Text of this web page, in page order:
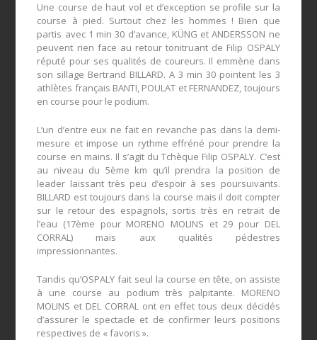
Une course de haut vol et d’exception se profile sur la
course à pied. Surtout chez les hommes ! Bien que
partis avec 1 min 30 d’avance, KÜNG et ANDERSSON ne
peuvent rien face au retour tonitruant de Filip OSPALY
réputé pour ses qualités de coureurs. Il emmène dans
son sillage Bertrand BILLARD. A 3 min 30 pointent les 3
athlètes français BANTI, POULAT et FERNANDEZ, toujours
en course pour le podium.
L’un d’entre eux ne fait en revanche pas dans la demi-
mesure et impose un rythme effréné pour prendre la
course en mains. Il s’agit du Tchèque Filip OSPALY. C’est
au niveau du 5ème km qu’il prendra la position de
leader laissant très peu d’espoir à ses poursuivants.
BILLARD est toujours dans la course mais il doit compter
sur le retour des espagnols, sortis très en retrait de
l’eau (17ème pour MORENO MOLINS et 29 pour DEL
CORRAL) mais aux qualités pédestres
impressionnantes.
Tandis qu’OSPALY fait seul la course en tête, on assiste
à une course au podium très palpitante. MORENO
MOLINS et DEL CORRAL ont en effet tous deux décidés
d’assurer le spectacle et de confirmer leurs positions
respectives de « favoris ».